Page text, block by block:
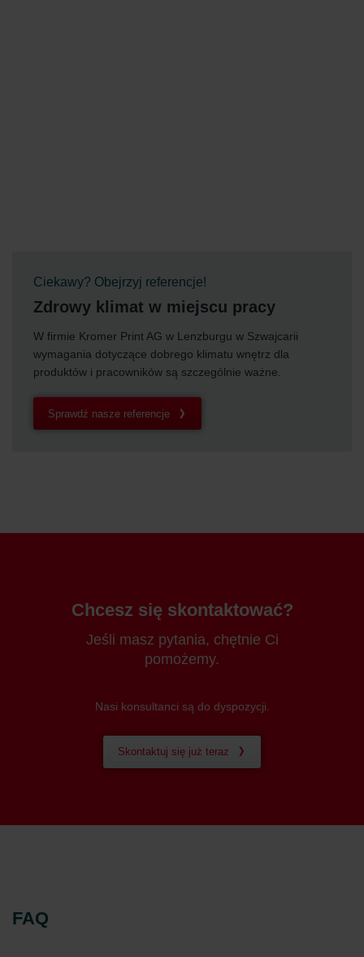
Ciekawy? Obejrzyj referencje!
Zdrowy klimat w miejscu pracy
W firmie Kromer Print AG w Lenzburgu w Szwajcarii
wymagania dotyczące dobrego klimatu wnętrz dla
produktów i pracowników są szczególnie ważne.
Sprawdź nasze referencje
Chcesz się skontaktować?
Jeśli masz pytania, chętnie Ci
pomożemy.
Nasi konsultanci są do dyspozycji.
Skontaktuj się już teraz
FAQ